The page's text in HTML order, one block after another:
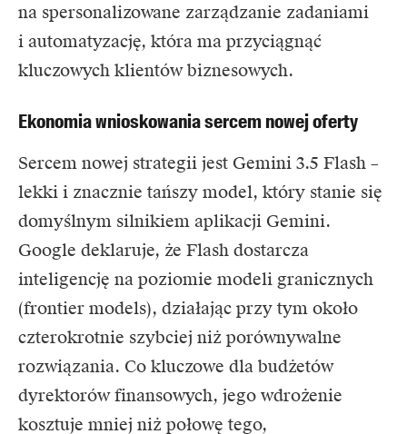
na spersonalizowane zarządzanie zadaniami
i automatyzację, która ma przyciągnąć
kluczowych klientów biznesowych.
Ekonomia wnioskowania sercem nowej oferty
Sercem nowej strategii jest Gemini 3.5 Flash –
lekki i znacznie tańszy model, który stanie się
domyślnym silnikiem aplikacji Gemini.
Google deklaruje, że Flash dostarcza
inteligencję na poziomie modeli granicznych
(frontier models), działając przy tym około
czterokrotnie szybciej niż porównywalne
rozwiązania. Co kluczowe dla budżetów
dyrektorów finansowych, jego wdrożenie
kosztuje mniej niż połowę tego,